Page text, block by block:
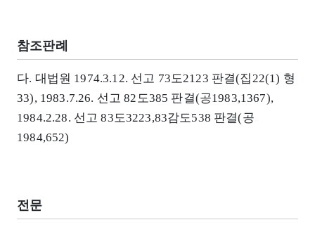
참조판례
다. 대법원 1974.3.12. 선고 73도2123 판결(집22(1) 형
33), 1983.7.26. 선고 82도385 판결(공1983,1367),
1984.2.28. 선고 83도3223,83감도538 판결(공
1984,652)
전문